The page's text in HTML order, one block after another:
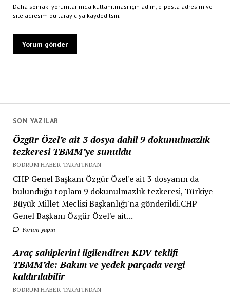
SON YAZILAR
Özgür Özel’e ait 3 dosya dahil 9 dokunulmazlık
tezkeresi TBMM’ye sunuldu
BODRUM HABER TARAFINDAN
CHP Genel Başkanı Özgür Özel'e ait 3 dosyanın da
bulunduğu toplam 9 dokunulmazlık tezkeresi, Türkiye
Büyük Millet Meclisi Başkanlığı'na gönderildi.CHP
Genel Başkanı Özgür Özel'e ait...
Yorum yapın
Araç sahiplerini ilgilendiren KDV teklifi
TBMM’de: Bakım ve yedek parçada vergi
kaldırılabilir
BODRUM HABER TARAFINDAN
Daha sonraki yorumlarımda kullanılması için adım, e-posta adresim ve
site adresim bu tarayıcıya kaydedilsin.